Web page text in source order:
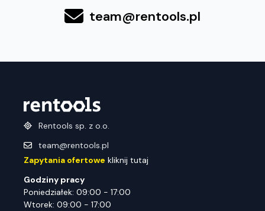
team@rentools.pl
Rentools sp. z o.o.
team@rentools.pl
Zapytania ofertowe kliknij tutaj
Godziny pracy
Poniedziałek: 09:00 - 17:00
Wtorek: 09:00 - 17:00